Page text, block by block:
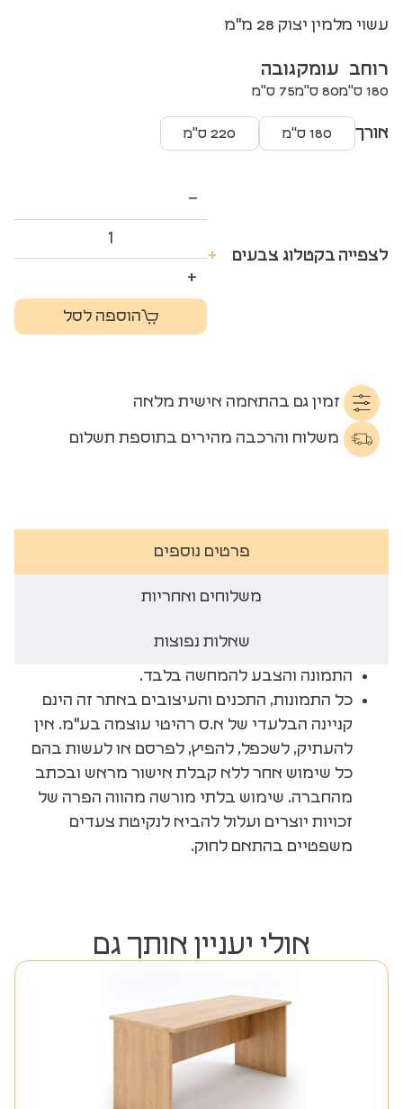
עשוי מלמין יצוק 28 מ"מ
רוחב
180 ס"מ
עומק
80 ס"מ
גובה
75 ס"מ
אורך 180 ס"מ 220 ס"מ
לצפייה בקטלוג צבעים +
−
+
הוספה לסל
זמין גם בהתאמה אישית מלאה
משלוח והרכבה מהירים בתוספת תשלום
פרטים נוספים
משלוחים ואחריות
שאלות נפוצות
התמונה והצבע להמחשה בלבד.
כל התמונות, התכנים והעיצובים באתר זה הינם
קניינה הבלעדי של א.ס רהיטי עוצמה בע"מ. אין
להעתיק, לשכפל, להפיץ, לפרסם או לעשות בהם
כל שימוש אחר ללא קבלת אישור מראש ובכתב
מהחברה. שימוש בלתי מורשה מהווה הפרה של
זכויות יוצרים ועלול להביא לנקיטת צעדים
משפטיים בהתאם לחוק.
אולי יעניין אותך גם